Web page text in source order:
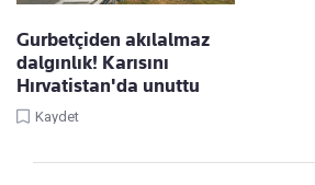
Gurbetçiden akılalmaz
dalgınlık! Karısını
Hırvatistan'da unuttu
Kaydet